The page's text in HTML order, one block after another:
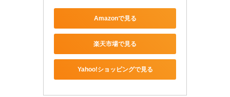
Amazonで見る
楽天市場で見る
Yahoo!ショッピングで見る